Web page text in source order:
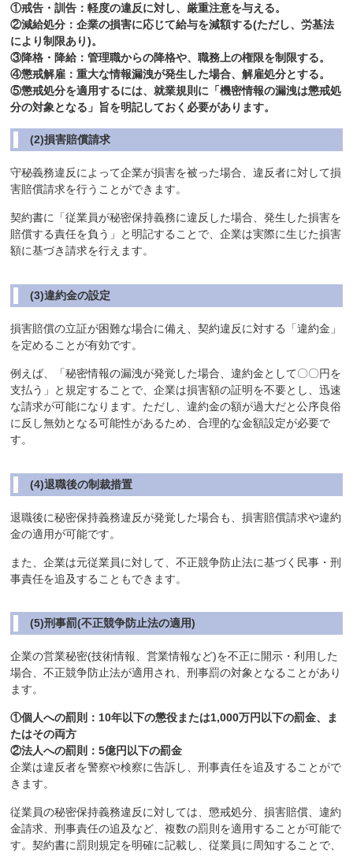
①戒告・訓告：軽度の違反に対し、厳重注意を与える。
②減給処分：企業の損害に応じて給与を減額する(ただし、労基法
により制限あり)。
③降格・降給：管理職からの降格や、職務上の権限を制限する。
④懲戒解雇：重大な情報漏洩が発生した場合、解雇処分とする。
⑤懲戒処分を適用するには、就業規則に「機密情報の漏洩は懲戒処
分の対象となる」旨を明記しておく必要があります。
(2)損害賠償請求
守秘義務違反によって企業が損害を被った場合、違反者に対して損
害賠償請求を行うことができます。
契約書に「従業員が秘密保持義務に違反した場合、発生した損害を
賠償する責任を負う」と明記することで、企業は実際に生じた損害
額に基づき請求を行えます。
(3)違約金の設定
損害賠償の立証が困難な場合に備え、契約違反に対する「違約金」
を定めることが有効です。
例えば、「秘密情報の漏洩が発覚した場合、違約金として〇〇円を
支払う」と規定することで、企業は損害額の証明を不要とし、迅速
な請求が可能になります。ただし、違約金の額が過大だと公序良俗
に反し無効となる可能性があるため、合理的な金額設定が必要で
す。
(4)退職後の制裁措置
退職後に秘密保持義務違反が発覚した場合も、損害賠償請求や違約
金の適用が可能です。
また、企業は元従業員に対して、不正競争防止法に基づく民事・刑
事責任を追及することもできます。
(5)刑事罰(不正競争防止法の適用)
企業の営業秘密(技術情報、営業情報など)を不正に開示・利用した
場合、不正競争防止法が適用され、刑事罰の対象となることがあり
ます。
①個人への罰則：10年以下の懲役または1,000万円以下の罰金、ま
たはその両方
②法人への罰則：5億円以下の罰金
企業は違反者を警察や検察に告訴し、刑事責任を追及することがで
きます。
従業員の秘密保持義務違反に対しては、懲戒処分、損害賠償、違約
金請求、刑事責任の追及など、複数の罰則を適用することが可能で
す。契約書に罰則規定を明確に記載し、従業員に周知することで、